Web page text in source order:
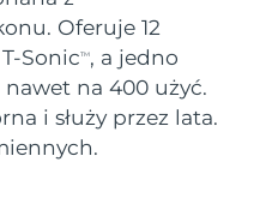
Oferuje 12
SonicTM, a jedno
nawet na 400 użyć.
i służy przez lata.
Oczekiwany czas dostawy
8/10/26
Oczekiwany czas dostawy
8/10/26